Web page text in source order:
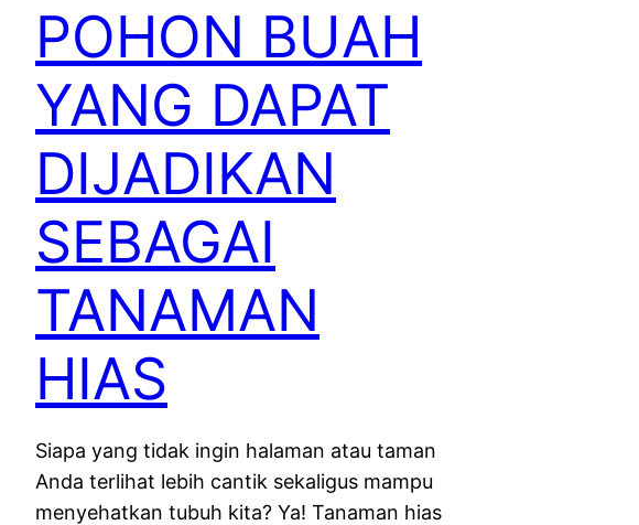
POHON BUAH
YANG DAPAT
DIJADIKAN
SEBAGAI
TANAMAN
HIAS
Siapa yang tidak ingin halaman atau taman
Anda terlihat lebih cantik sekaligus mampu
menyehatkan tubuh kita? Ya! Tanaman hias